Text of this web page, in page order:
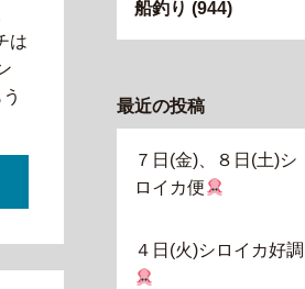
は
船釣り (944)
最近の投稿
７日(金)、８日(土)シ
ロイカ便
４日(火)シロイカ好調